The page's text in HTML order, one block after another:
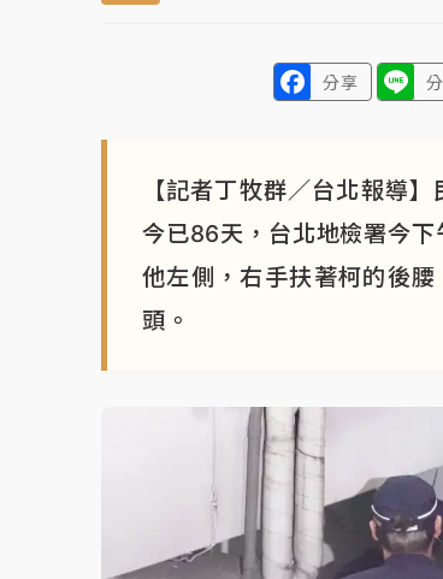
分享
【記者丁牧群／台北報導
今已86天，台北地檢署今
他左側，右手扶著柯的後
頭。